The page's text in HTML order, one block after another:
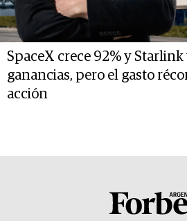
SpaceX crece 92% y Starlink
ganancias, pero el gasto
acción